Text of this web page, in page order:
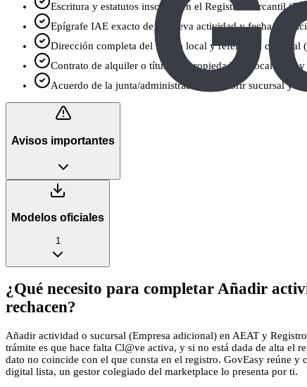
Escritura y estatutos inscritos en el Registro Mercantil
Epígrafe IAE exacto de la nueva actividad y fecha de
Dirección completa del nuevo local y referencia catastral
Contrato de alquiler o título de propiedad del local (si hay
Acuerdo de la junta/administrador para abrir sucursal y
Avisos importantes
Modelos oficiales
1
¿Qué necesito para completar Añadir
rechacen?
Añadir actividad o sucursal (Empresa adicional) en AEAT y
trámite es que hace falta Cl@ve activa, y si no está dada de alta el
dato no coincide con el que consta en el registro. GovEasy reúne
digital lista, un gestor colegiado del marketplace lo presenta por ti.